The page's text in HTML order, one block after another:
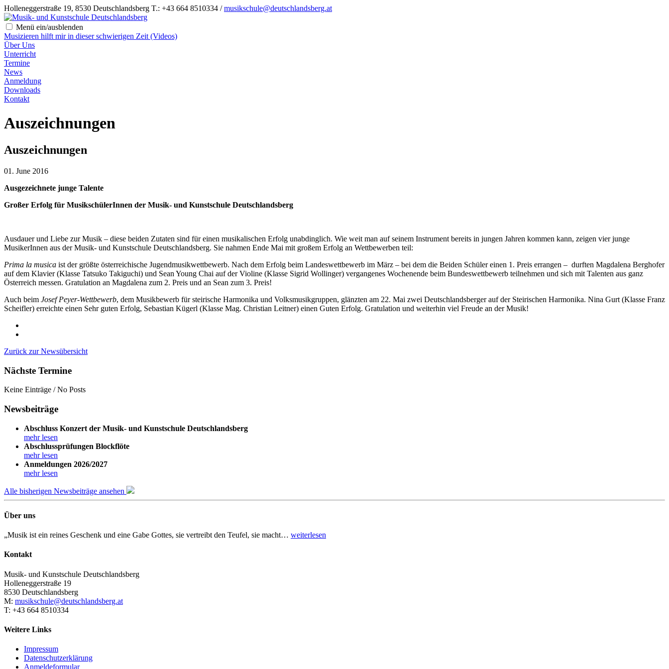
Holleneggerstraße 19, 8530 Deutschlandsberg T.: +43 664 8510334 /musikschule@deutschlandsberg.at
Menü ein/ausblenden
Musizieren hilft mir in dieser schwierigen Zeit (Videos)
Über Uns
Unterricht
Termine
News
Anmeldung
Downloads
Kontakt
Auszeichnungen
Auszeichnungen
01. June 2016
Ausgezeichnete junge Talente
Großer Erfolg für MusikschülerInnen der Musik- und Kunstschule Deutschlandsberg
Ausdauer und Liebe zur Musik – diese beiden Zutaten sind für einen musikalischen Erfolg unabdinglich. Wie weit man auf seinem Instrument bereits in jungen Jahren kommen kann, zeigen vier junge
MusikerInnen aus der Musik- und Kunstschule Deutschlandsberg. Sie nahmen Ende Mai mit großem Erfolg an Wettbewerben teil:
Prima la musica ist der größte österreichische Jugendmusikwettbewerb. Nach dem Erfolg beim Landeswettbewerb im März – bei dem die Beiden Schüler einen 1. Preis errangen – durften Magdalena Berghofer
auf dem Klavier (Klasse Tatsuko Takiguchi) und Sean Young Chai auf der Violine (Klasse Sigrid Wollinger) vergangenes Wochenende beim Bundeswettbewerb teilnehmen und sich mit Talenten aus ganz
Österreich messen. Gratulation an Magdalena zum 2. Preis und an Sean zum 3. Preis!
Auch beim Josef Peyer-Wettbewerb, dem Musikbewerb für steirische Harmonika und Volksmusikgruppen, glänzten am 22. Mai zwei Deutschlandsberger auf der Steirischen Harmonika. Nina Gurt (Klasse Franz
Scheifler) erreichte einen Sehr guten Erfolg, Sebastian Kügerl (Klasse Mag. Christian Leitner) einen Guten Erfolg. Gratulation und weiterhin viel Freude an der Musik!
Zurück zur Newsübersicht
Nächste Termine
Keine Einträge / No Posts
Newsbeiträge
Abschluss Konzert der Musik- und Kunstschule Deutschlandsberg
mehr lesen
Abschlussprüfungen Blockflöte
mehr lesen
Anmeldungen 2026/2027
mehr lesen
Alle bisherigen Newsbeiträge ansehen
Über uns
„Musik ist ein reines Geschenk und eine Gabe Gottes, sie vertreibt den Teufel, sie macht… weiterlesen
Kontakt
Musik- und Kunstschule Deutschlandsberg
Holleneggerstraße 19
8530 Deutschlandsberg
M: musikschule@deutschlandsberg.at
T: +43 664 8510334
Weitere Links
Impressum
Datenschutzerklärung
Anmeldeformular